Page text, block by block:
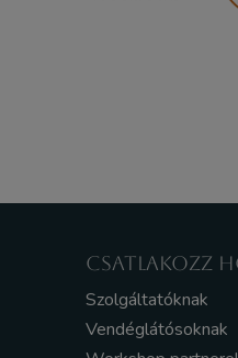
CSATLAKOZZ
Szolgáltatóknak
Vendéglátósoknak